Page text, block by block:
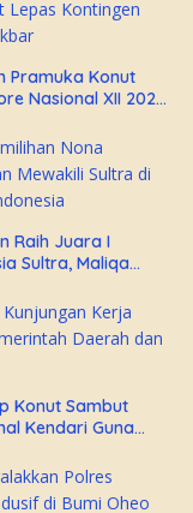
Pramuka Konut
Nasional XII 2026,
‎Raih Juara I
Sultra, Maliqa
NONA
Konut Sambut
Kendari Guna